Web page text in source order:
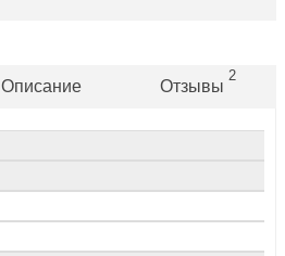
Описание Отзывы
2